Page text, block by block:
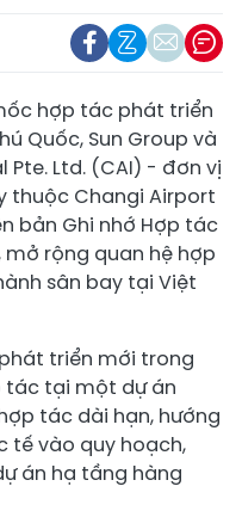
hợp tác phát triển
Quốc, Sun Group và
Ltd. (CAI) - đơn vị
thuộc Changi Airport
bản Ghi nhớ Hợp tác
mở rộng quan hệ hợp
sân bay tại Việt
triển mới trong
tác tại một dự án
tác dài hạn, hướng
tế vào quy hoạch,
án hạ tầng hàng